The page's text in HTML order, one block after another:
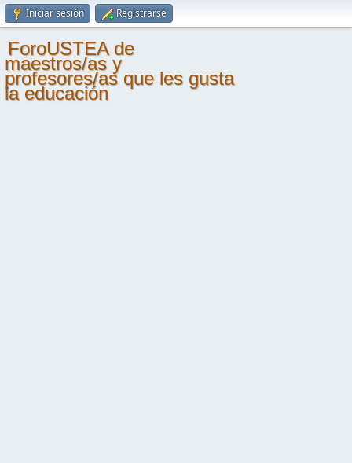
Iniciar sesión Registrarse
ForoUSTEA de
maestros/as y
profesores/as que les gusta
la educación